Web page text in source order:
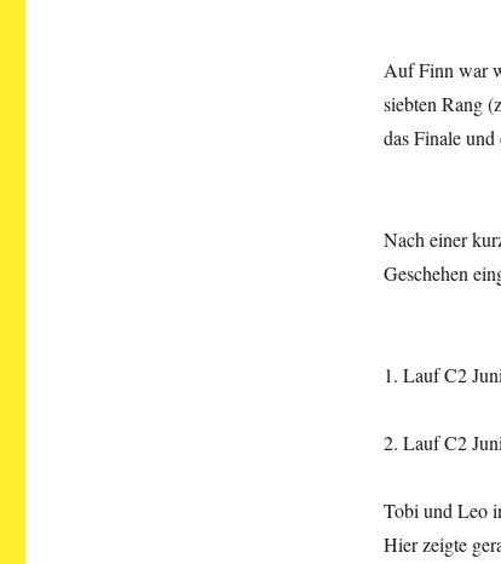
Auf Finn war
siebten Rang
das Finale
Nach einer
Geschehen
1. Lauf C2
2. Lauf C2
Tobi und Leo
Hier zeigte